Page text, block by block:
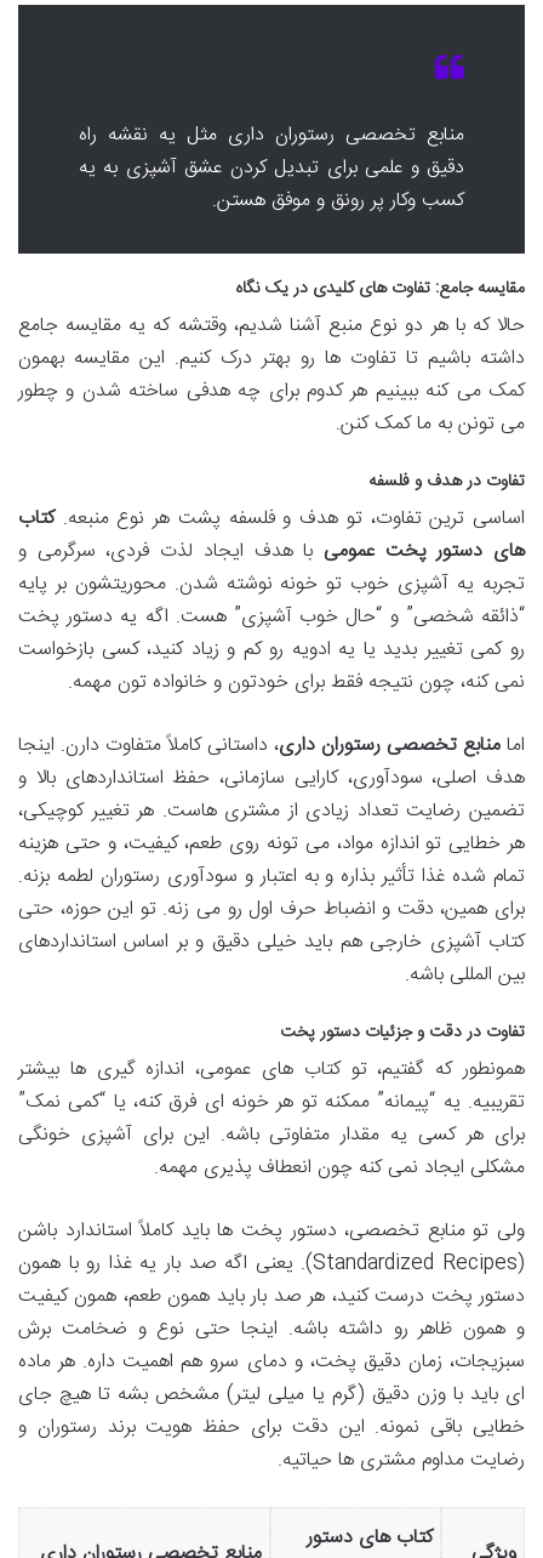
منابع تخصصی رستوران داری مثل یه نقشه راه
دقیق و علمی برای تبدیل کردن عشق آشپزی به یه
کسب وکار پر رونق و موفق هستن.
مقایسه جامع: تفاوت های کلیدی در یک نگاه
حالا که با هر دو نوع منبع آشنا شدیم، وقتشه که یه مقایسه جامع
داشته باشیم تا تفاوت ها رو بهتر درک کنیم. این مقایسه بهمون
کمک می کنه ببینیم هر کدوم برای چه هدفی ساخته شدن و چطور
می تونن به ما کمک کنن.
تفاوت در هدف و فلسفه
اساسی ترین تفاوت، تو هدف و فلسفه پشت هر نوع منبعه.کتاب
های دستور پخت عمومی با هدف ایجاد لذت فردی، سرگرمی و
تجربه یه آشپزی خوب تو خونه نوشته شدن. محوریتشون بر پایه
“ذائقه شخصی” و “حال خوب آشپزی” هست. اگه یه دستور پخت
رو کمی تغییر بدید یا یه ادویه رو کم و زیاد کنید، کسی بازخواست
نمی کنه، چون نتیجه فقط برای خودتون و خانواده تون مهمه.
امامنابع تخصصی رستوران داری، داستانی کاملاً متفاوت دارن. اینجا
هدف اصلی، سودآوری، کارایی سازمانی، حفظ استانداردهای بالا و
تضمین رضایت تعداد زیادی از مشتری هاست. هر تغییر کوچیکی،
هر خطایی تو اندازه مواد، می تونه روی طعم، کیفیت، و حتی هزینه
تمام شده غذا تأثیر بذاره و به اعتبار و سودآوری رستوران لطمه بزنه.
برای همین، دقت و انضباط حرف اول رو می زنه. تو این حوزه، حتی
کتاب آشپزی خارجی هم باید خیلی دقیق و بر اساس استانداردهای
بین المللی باشه.
تفاوت در دقت و جزئیات دستور پخت
همونطور که گفتیم، تو کتاب های عمومی، اندازه گیری ها بیشتر
تقریبیه. یه “پیمانه” ممکنه تو هر خونه ای فرق کنه، یا “کمی نمک”
برای هر کسی یه مقدار متفاوتی باشه. این برای آشپزی خونگی
مشکلی ایجاد نمی کنه چون انعطاف پذیری مهمه.
ولی تو منابع تخصصی، دستور پخت ها باید کاملاً استاندارد باشن
(Standardized Recipes). یعنی اگه صد بار یه غذا رو با همون
دستور پخت درست کنید، هر صد بار باید همون طعم، همون کیفیت
و همون ظاهر رو داشته باشه. اینجا حتی نوع و ضخامت برش
سبزیجات، زمان دقیق پخت، و دمای سرو هم اهمیت داره. هر ماده
ای باید با وزن دقیق (گرم یا میلی لیتر) مشخص بشه تا هیچ جای
خطایی باقی نمونه. این دقت برای حفظ هویت برند رستوران و
رضایت مداوم مشتری ها حیاتیه.
کتاب های دستور